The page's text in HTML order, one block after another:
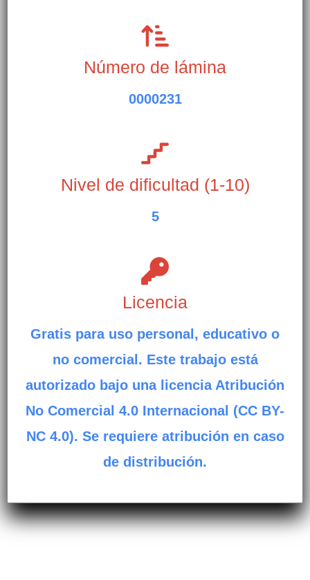
Número de lámina
0000231
Nivel de dificultad (1-10)
5
Licencia
Gratis para uso personal, educativo o
no comercial. Este trabajo está
autorizado bajo una licencia Atribución
No Comercial 4.0 Internacional (CC BY-
NC 4.0). Se requiere atribución en caso
de distribución.